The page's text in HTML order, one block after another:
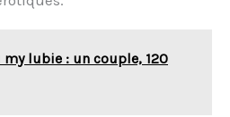
Nous ferons de notre
sœur et maman pour les
la lune de miel, la nuit de
my lubie : un couple, 120